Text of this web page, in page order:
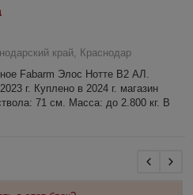
край, Краснодар
Fabarm Элос Нотте В2 АЛ.
г. Куплено в 2024 г. магазин
71 см. Масса: до 2.800 кг. В